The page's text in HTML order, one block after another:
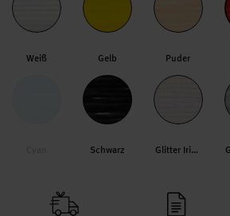
Weiß Gelb Puder
Schwarz Glitter Irisierend